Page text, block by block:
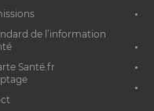
de l’information
Santé.fr